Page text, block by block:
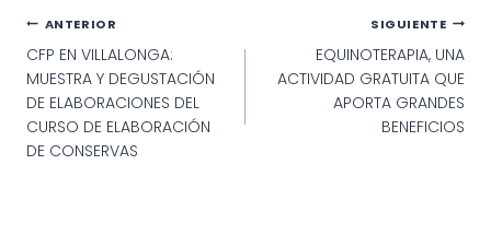
Navegación
de
entradas
ANTERIOR
CFP EN VILLALONGA:
MUESTRA Y DEGUSTACIÓN
DE ELABORACIONES DEL
CURSO DE ELABORACIÓN
DE CONSERVAS
SIGUIENTE
EQUINOTERAPIA, UNA
ACTIVIDAD GRATUITA QUE
APORTA GRANDES
BENEFICIOS